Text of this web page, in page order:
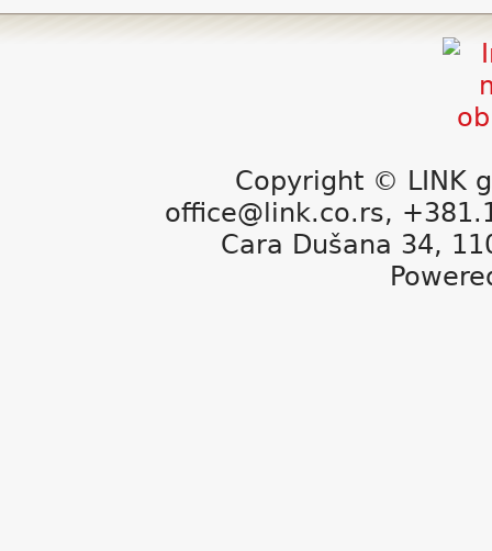
Copyright © LINK
office@link.co.rs,
Cara Dušana 34,